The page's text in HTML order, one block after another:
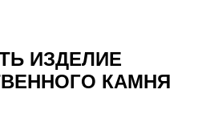
ИЗДЕЛИЕ
КАМНЯ